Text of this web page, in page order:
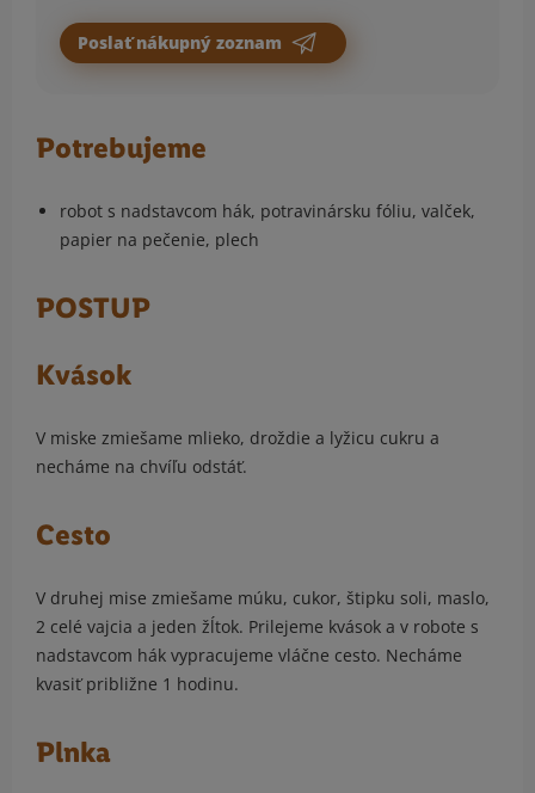
Poslať nákupný zoznam
Potrebujeme
robot s nadstavcom hák, potravinársku fóliu, valček,
papier na pečenie, plech
POSTUP
Kvások
V miske zmiešame mlieko, droždie a lyžicu cukru a
necháme na chvíľu odstáť.
Cesto
V druhej mise zmiešame múku, cukor, štipku soli, maslo,
2 celé vajcia a jeden žĺtok. Prilejeme kvások a v robote s
nadstavcom hák vypracujeme vláčne cesto. Necháme
kvasiť približne 1 hodinu.
Plnka